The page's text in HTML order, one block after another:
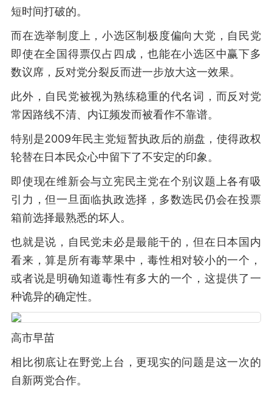
短时间打破的。
而在选举制度上，小选区制极度偏向大党，自民党
即使在全国得票仅占四成，也能在小选区中赢下多
数议席，反对党分裂反而进一步放大这一效果。
此外，自民党被视为熟练稳重的代名词，而反对党
常因路线不清、内讧频发而被看作不靠谱。
特别是2009年民主党短暂执政后的崩盘，使得政权
轮替在日本民众心中留下了不安定的印象。
即使现在维新会与立宪民主党在个别议题上各有吸
引力，但一旦面临执政选择，多数选民仍会在投票
箱前选择最熟悉的坏人。
也就是说，自民党未必是最能干的，但在日本国内
看来，算是所有毒苹果中，毒性相对较小的一个，
或者说是明确知道毒性有多大的一个，这提供了一
种诡异的确定性。
高市早苗
相比彻底让在野党上台，更现实的问题是这一次的
自新两党合作。